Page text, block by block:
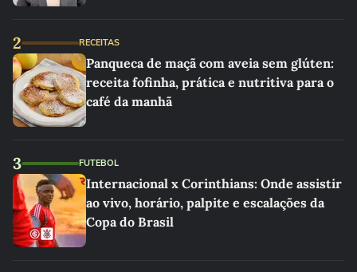
2 RECEITAS
Panqueca de maçã com aveia sem glúten:
receita fofinha, prática e nutritiva para o
café da manhã
3 FUTEBOL
Internacional x Corinthians: Onde assistir
ao vivo, horário, palpite e escalações da
Copa do Brasil